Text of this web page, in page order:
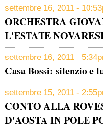
settembre 16, 2011 -
ORCHESTRA
L'ESTATE
settembre 16, 2011 -
Casa Bossi: silenzio e
settembre 15, 2011 -
CONTO ALLA
D'AOSTA IN POLE